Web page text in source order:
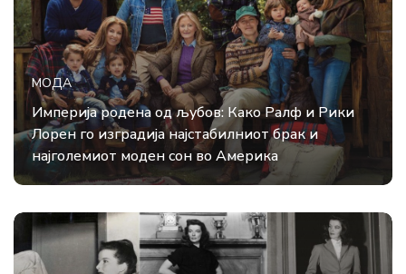
МОДА
Империја родена од љубов: Како Ралф и Рики
Лорен го изградија најстабилниот брак и
најголемиот моден сон во Америка